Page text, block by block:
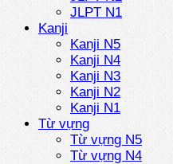
JLPT N1
Kanji
Kanji N5
Kanji N4
Kanji N3
Kanji N2
Kanji N1
Từ vựng
Từ vựng N5
Từ vựng N4